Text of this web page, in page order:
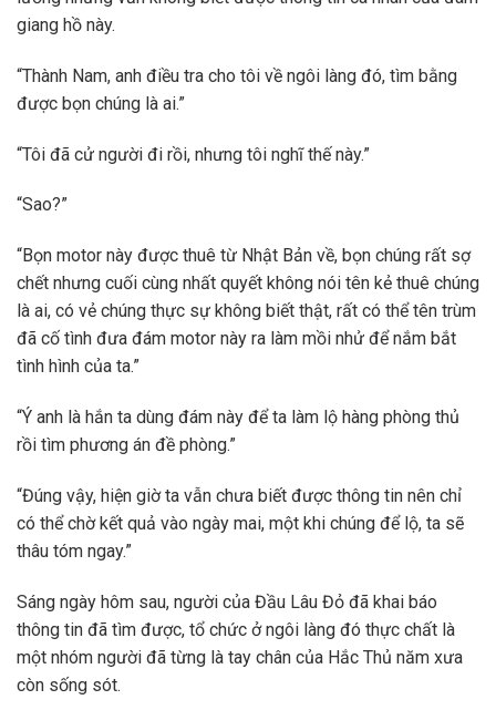
giang hồ này.
“Thành Nam, anh điều tra cho tôi về ngôi làng đó, tìm bằng
được bọn chúng là ai.”
“Tôi đã cử người đi rồi, nhưng tôi nghĩ thế này.”
“Sao?”
“Bọn motor này được thuê từ Nhật Bản về, bọn chúng rất sợ
chết nhưng cuối cùng nhất quyết không nói tên kẻ thuê chúng
là ai, có vẻ chúng thực sự không biết thật, rất có thể tên trùm
đã cố tình đưa đám motor này ra làm mồi nhử để nắm bắt
tình hình của ta.”
“Ý anh là hắn ta dùng đám này để ta làm lộ hàng phòng thủ
rồi tìm phương án đề phòng.”
“Đúng vậy, hiện giờ ta vẫn chưa biết được thông tin nên chỉ
có thể chờ kết quả vào ngày mai, một khi chúng để lộ, ta sẽ
thâu tóm ngay.”
Sáng ngày hôm sau, người của Đầu Lâu Đỏ đã khai báo
thông tin đã tìm được, tổ chức ở ngôi làng đó thực chất là
một nhóm người đã từng là tay chân của Hắc Thủ năm xưa
còn sống sót.